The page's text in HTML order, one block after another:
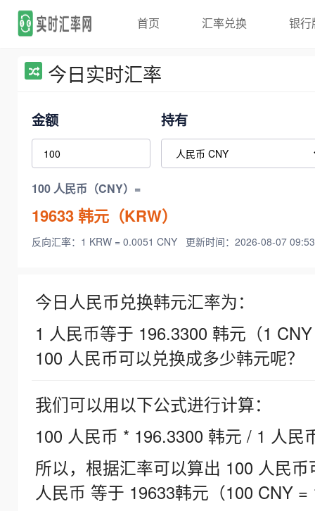
首页 汇率兑换 银行
今日实时汇率
金额 持有
100 人民币（CNY）=
19633韩元（KRW）
反向汇率：1 KRW = 0.0051 CNY 更新时间：2026-08-07
今日人民币兑换韩元汇率为：
1 人民币等于 196.3300 韩元（1
100 人民币可以兑换成多少韩元呢？
我们可以用以下公式进行计算：
100 人民币 * 196.3300 韩元 / 1 人民
所以，根据汇率可以算出 100 人民
人民币 等于 19633韩元（100 CNY =